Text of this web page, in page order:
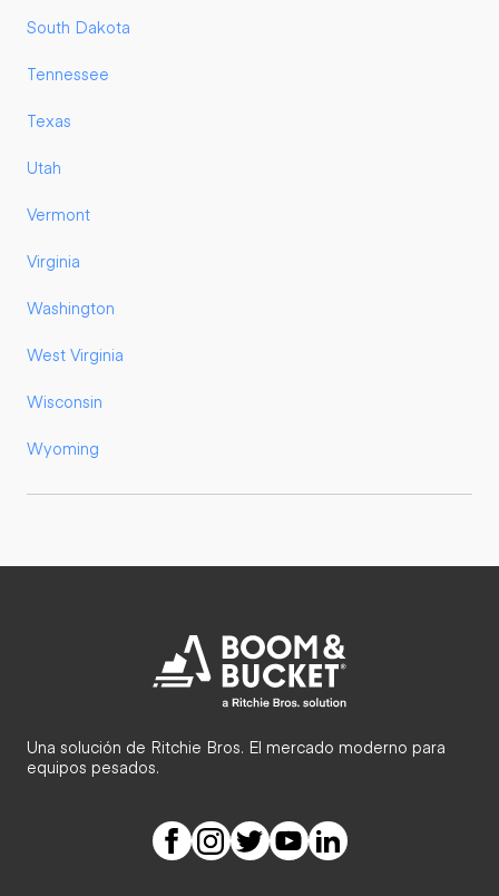
South Dakota
Tennessee
Texas
Utah
Vermont
Virginia
Washington
West Virginia
Wisconsin
Wyoming
Una solución de Ritchie Bros. El mercado moderno para
equipos pesados.